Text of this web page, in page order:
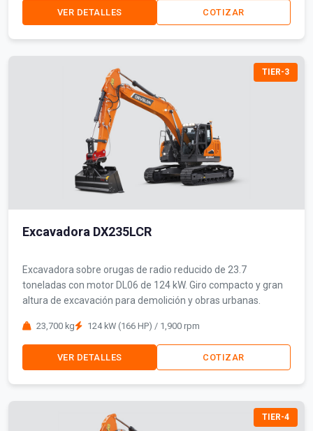
VER DETALLES COTIZAR
TIER-3
Excavadora DX235LCR
Excavadora sobre orugas de radio reducido de 23.7
toneladas con motor DL06 de 124 kW. Giro compacto y gran
altura de excavación para demolición y obras urbanas.
23,700 kg 124 kW (166 HP) / 1,900 rpm
VER DETALLES COTIZAR
TIER-4